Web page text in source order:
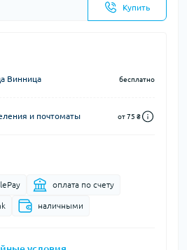
Купить
Винница бесплатно
и почтоматы от 75 ₴
оплата по счету
наличными